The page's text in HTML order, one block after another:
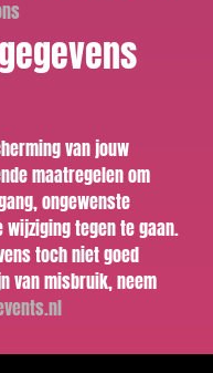
van jouw
maatregelen om
ongewenste
wijziging tegen te gaan.
toch niet goed
van misbruik, neem